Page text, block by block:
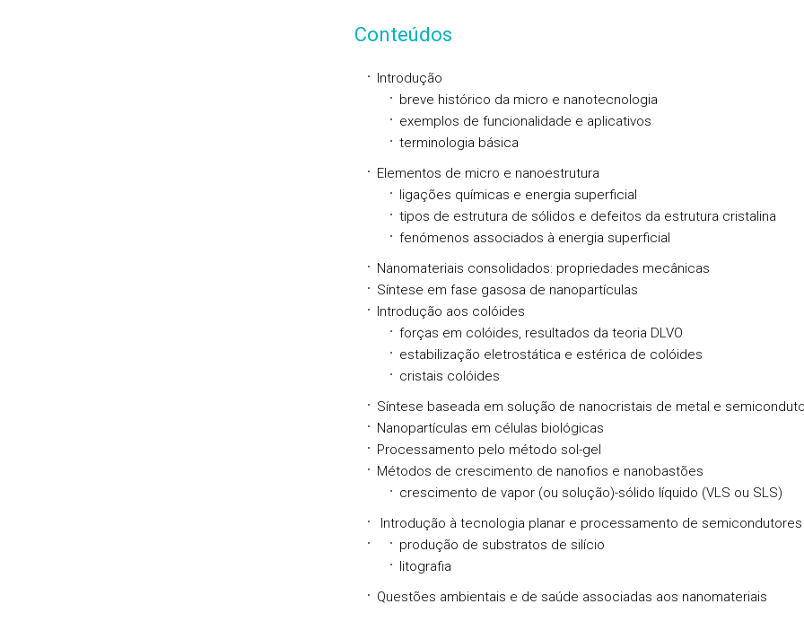
Conteúdos
Introdução
breve histórico da micro e nanotecnologia
exemplos de funcionalidade e aplicativos
terminologia básica
Elementos de micro e nanoestrutura
ligações químicas e energia superficial
tipos de estrutura de sólidos e defeitos da estrutura cristalina
fenómenos associados à energia superficial
Nanomateriais consolidados: propriedades mecânicas
Síntese em fase gasosa de nanopartículas
Introdução aos colóides
forças em colóides, resultados da teoria DLVO
estabilização eletrostática e estérica de colóides
cristais colóides
Síntese baseada em solução de nanocristais de metal e
Nanopartículas em células biológicas
Processamento pelo método sol-gel
Métodos de crescimento de nanofios e nanobastões
crescimento de vapor (ou solução)-sólido líquido (VLS ou SLS)
Introdução à tecnologia planar e processamento de semicondutores
produção de substratos de silício
litografia
Questões ambientais e de saúde associadas aos nanomateriais